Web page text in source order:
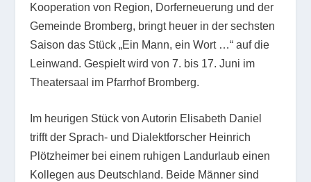
Kooperation von Region, Dorferneuerung und der
Gemeinde Bromberg, bringt heuer in der sechsten
Saison das Stück „Ein Mann, ein Wort …“ auf die
Leinwand. Gespielt wird von 7. bis 17. Juni im
Theatersaal im Pfarrhof Bromberg.
Im heurigen Stück von Autorin Elisabeth Daniel
trifft der Sprach- und Dialektforscher Heinrich
Plötzheimer bei einem ruhigen Landurlaub einen
Kollegen aus Deutschland. Beide Männer sind